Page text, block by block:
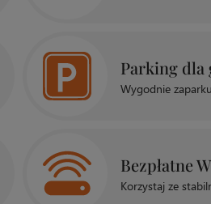
Parking dla
Wygodnie
Bezpłatne
Korzystaj ze